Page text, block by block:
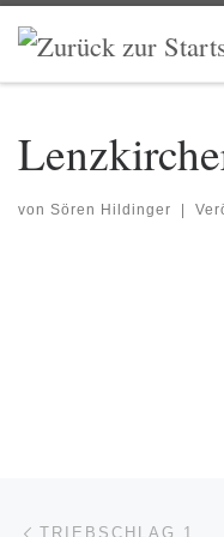
Zum Inhalt springen
von Sören Hildinger
TRIEBSCHLAG 1